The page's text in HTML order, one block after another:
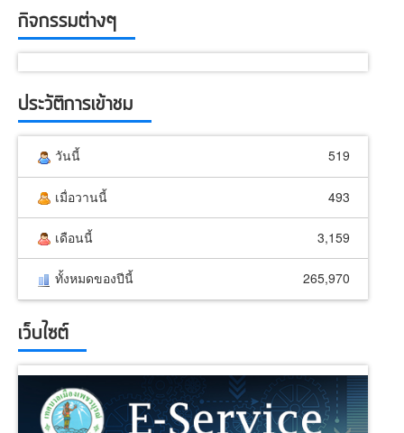
กิจกรรมต่างๆ
ประวัติการเข้าชม
วันนี้ 519
เมื่อวานนี้ 493
เดือนนี้ 3,159
ทั้งหมดของปีนี้ 265,970
เว็บไซต์